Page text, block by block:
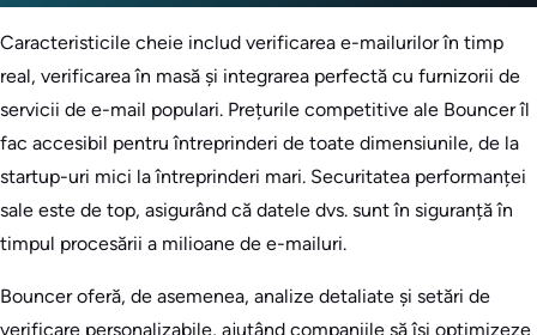
Caracteristicile cheie includ verificarea e-mailurilor în timp
real, verificarea în masă și integrarea perfectă cu furnizorii de
servicii de e-mail populari. Prețurile competitive ale Bouncer îl
fac accesibil pentru întreprinderi de toate dimensiunile, de la
startup-uri mici la întreprinderi mari. Securitatea performanței
sale este de top, asigurând că datele dvs. sunt în siguranță în
timpul procesării a milioane de e-mailuri.
Bouncer oferă, de asemenea, analize detaliate și setări de
verificare personalizabile, ajutând companiile să își optimizeze